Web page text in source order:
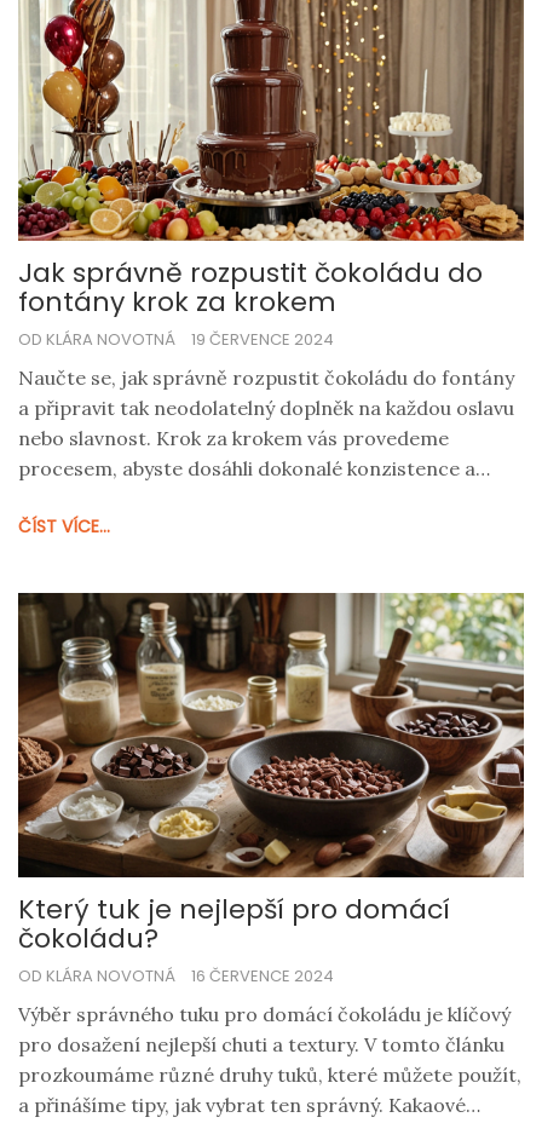
Jak správně rozpustit čokoládu do
fontány krok za krokem
OD KLÁRA NOVOTNÁ 19 ČERVENCE 2024
Naučte se, jak správně rozpustit čokoládu do fontány
a připravit tak neodolatelný doplněk na každou oslavu
nebo slavnost. Krok za krokem vás provedeme
procesem, abyste dosáhli dokonalé konzistence a
přidáme pár zajímavých faktů o čokoládových
ČÍST VÍCE...
Který tuk je nejlepší pro domácí
čokoládu?
OD KLÁRA NOVOTNÁ 16 ČERVENCE 2024
Výběr správného tuku pro domácí čokoládu je klíčový
pro dosažení nejlepší chuti a textury. V tomto článku
prozkoumáme různé druhy tuků, které můžete použít,
a přinášíme tipy, jak vybrat ten správný. Kakaové